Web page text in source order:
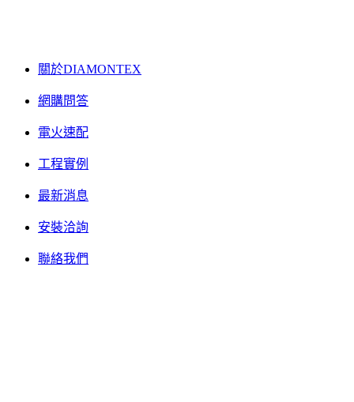
關於DIAMONTEX
網購問答
電火速配
工程實例
最新消息
安裝洽詢
聯絡我們